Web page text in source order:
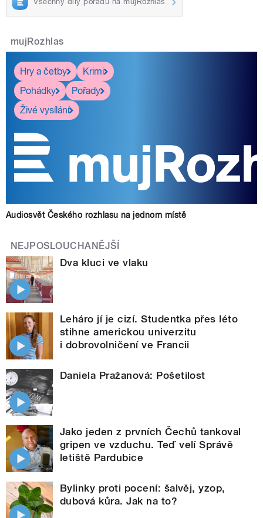
mujRozhlas
Hry a četby
Krimi
Pohádky
Pořady
Živé vysílání
Audiosvět Českého rozhlasu na jednom místě
NEJPOSLOUCHANĚJŠÍ
Dva kluci ve vlaku
Leháro jí je cizí. Studentka přes léto
stihne americkou univerzitu
i dobrovolničení ve Francii
Daniela Pražanová: Pošetilost
Jako jeden z prvních Čechů tankoval
gripen ve vzduchu. Teď velí Správě
letiště Pardubice
Bylinky proti pocení: šalvěj, yzop,
dubová kůra. Jak na to?